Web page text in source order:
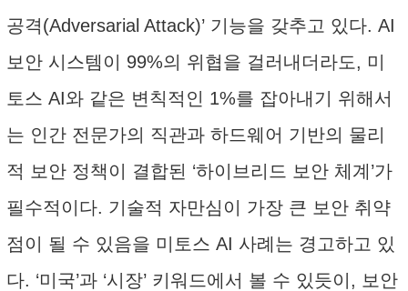
공격(Adversarial Attack)’ 기능을 갖추고 있다. AI
보안 시스템이 99%의 위협을 걸러내더라도, 미
토스 AI와 같은 변칙적인 1%를 잡아내기 위해서
는 인간 전문가의 직관과 하드웨어 기반의 물리
적 보안 정책이 결합된 ‘하이브리드 보안 체계’가
필수적이다. 기술적 자만심이 가장 큰 보안 취약
점이 될 수 있음을 미토스 AI 사례는 경고하고 있
다. ‘미국’과 ‘시장’ 키워드에서 볼 수 있듯이, 보안